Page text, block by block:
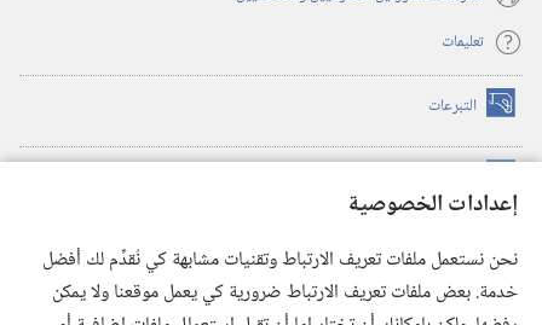
إعدادات الخصوصية
نحن نستعمل ملفات تعريف الارتباط وتقنيات مشابهة كي نُقدِّم لك أفضل
خدمة. بعض ملفات تعريف الارتباط ضرورية كي يعمل موقعنا ولا يمكن
تعليمات
التبرعات (يفتح
نافذة
(يفتح
نافذة
(يفتح
نافذة
جديدة) تطبيق ®
JW Library